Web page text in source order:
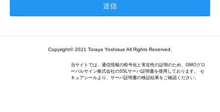
Copyright© 2021 Toraya Yoshisue All Rights Reserved.
当サイトでは、通信情報の暗号化と実在性の証明のため、GMOグロ
ーバルサイン株式会社のSSLサーバ証明書を使用しております。 セ
キュアシールより、サーバ証明書の検証結果をご確認ください。